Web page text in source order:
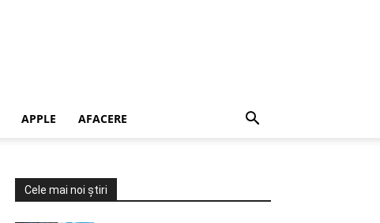
APPLE AFACERE
Cele mai noi știri